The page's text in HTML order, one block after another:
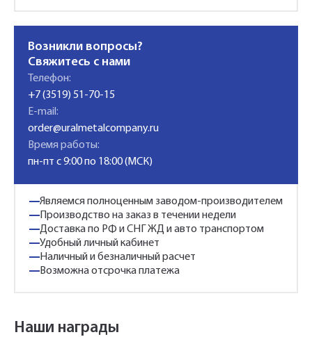
Возникли вопросы?
Свяжитесь с нами
Телефон:
+7 (3519) 51-70-15
E-mail:
order@uralmetalcompany.ru
Время работы:
пн-пт с 9:00 по 18:00 (МСК)
Являемся полноценным заводом-производителем
Производство на заказ в течении недели
Доставка по РФ и СНГ ЖД и авто транспортом
Удобный личный кабинет
Наличный и безналичный расчет
Возможна отсрочка платежа
Наши награды